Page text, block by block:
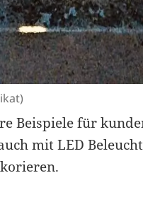
Beispiele für
mit LED
u.a. mit